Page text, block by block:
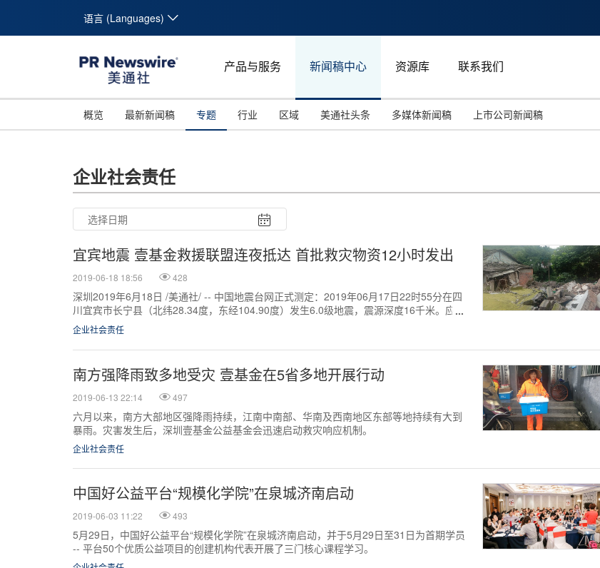
语言 (Languages)
产品与服务 新闻稿中心 资源库 联系我们
概览 最新新闻稿 专题
汉诺威工业博览会
行业
广告营销传媒
区域 美通社头条 多媒体新闻稿 上市公司新闻稿
企业社会责任
26
27
28
29
30
31
1
2
3
4
5
6
7
8
9
10
11
12
13
14
15
16
17
18
19
20
21
22
23
24
25
26
27
28
29
30
31
1
2
3
4
5
宜宾地震 壹基金救援联盟连夜抵达 首批救灾物资12小时发出
2019-06-18 18:56 428
深圳2019年6月18日 /美通社/ -- 中国地震台网正式测定：2019年06月17日22时55分在四
川宜宾市长宁县（北纬28.34度，东经104.90度）发生6.0级地震，震源深度16千米。应
急...
企业社会责任
南方强降雨致多地受灾 壹基金在5省多地开展行动
2019-06-13 22:14 497
六月以来，南方大部地区强降雨持续，江南中南部、华南及西南地区东部等地持续有大到
暴雨。灾害发生后，深圳壹基金公益基金会迅速启动救灾响应机制。
企业社会责任
中国好公益平台“规模化学院”在泉城济南启动
2019-06-03 11:22 493
5月29日，中国好公益平台“规模化学院”在泉城济南启动，并于5月29日至31日为首期学员
-- 平台50个优质公益项目的创建机构代表开展了三门核心课程学习。